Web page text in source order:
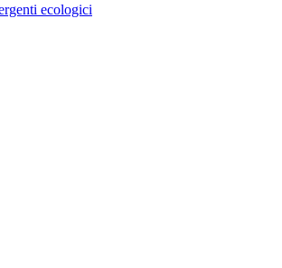
ecologici